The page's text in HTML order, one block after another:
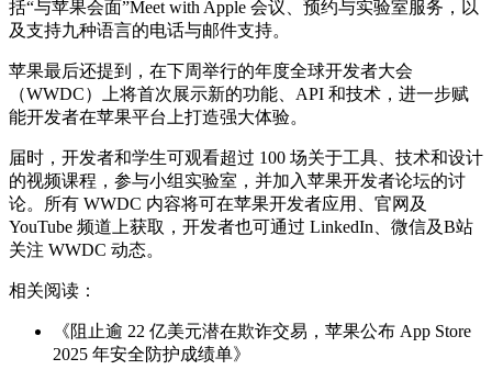
括“与苹果会面”Meet with Apple 会议、预约与实验室服务，以
及支持九种语言的电话与邮件支持。
苹果最后还提到，在下周举行的年度全球开发者大会
（WWDC）上将首次展示新的功能、API 和技术，进一步赋
能开发者在苹果平台上打造强大体验。
届时，开发者和学生可观看超过 100 场关于工具、技术和设计
的视频课程，参与小组实验室，并加入苹果开发者论坛的讨
论。所有 WWDC 内容将可在苹果开发者应用、官网及
YouTube 频道上获取，开发者也可通过 LinkedIn、微信及B站
关注 WWDC 动态。
相关阅读：
《阻止逾 22 亿美元潜在欺诈交易，苹果公布 App Store
2025 年安全防护成绩单》